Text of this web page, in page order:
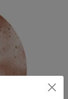
een
schaapje
van